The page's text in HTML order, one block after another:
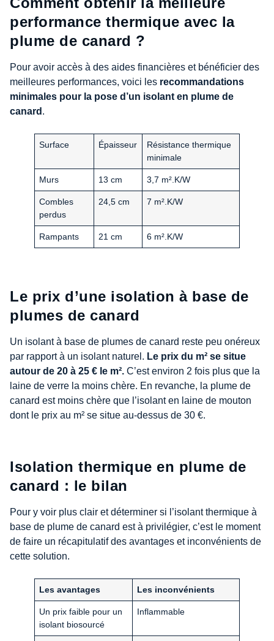
performance thermique avec la
plume de canard ?
Pour avoir accès à des aides financières et bénéficier des
meilleures performances, voici les recommandations
minimales pour la pose d’un isolant en plume de
canard .
Surface Épaisseur
Résistance thermique
minimale
Murs 13 cm 3,7 m².K/W
Combles
perdus
24,5 cm 7 m².K/W
Rampants 21 cm 6 m².K/W
Le prix d’une isolation à base de
plumes de canard
Un isolant à base de plumes de canard reste peu onéreux
par rapport à un isolant naturel. Le prix du m² se situe
autour de 20 à 25 € le m². C’est environ 2 fois plus que la
laine de verre la moins chère. En revanche, la plume de
canard est moins chère que l’isolant en laine de mouton
dont le prix au m² se situe au-dessus de 30 €.
Isolation thermique en plume de
canard : le bilan
Pour y voir plus clair et déterminer si l’isolant thermique à
base de plume de canard est à privilégier, c’est le moment
de faire un récapitulatif des avantages et inconvénients de
cette solution.
Les avantages Les inconvénients
Un prix faible pour un
isolant biosourcé
Inflammable